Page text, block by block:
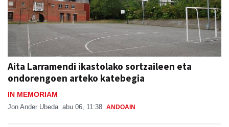
Aita Larramendi ikastolako sortzaileen eta
ondorengoen arteko katebegia
IN MEMORIAM
Jon Ander Ubeda abu 06, 11:38 ANDOAIN